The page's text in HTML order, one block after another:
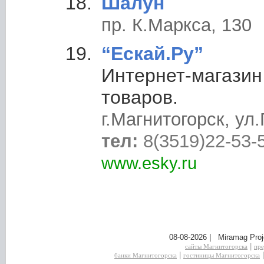
пр. К.Маркса, 130
“Ескай.Ру”
Интернет-
товаров.
г.Магнитогорск,
тел: 8(3519)22-53-
www.esky.ru
08-08-2026 | Miramag
сайты Магнитогорска
банки Магнитогорска
гостиницы Магнитогорска